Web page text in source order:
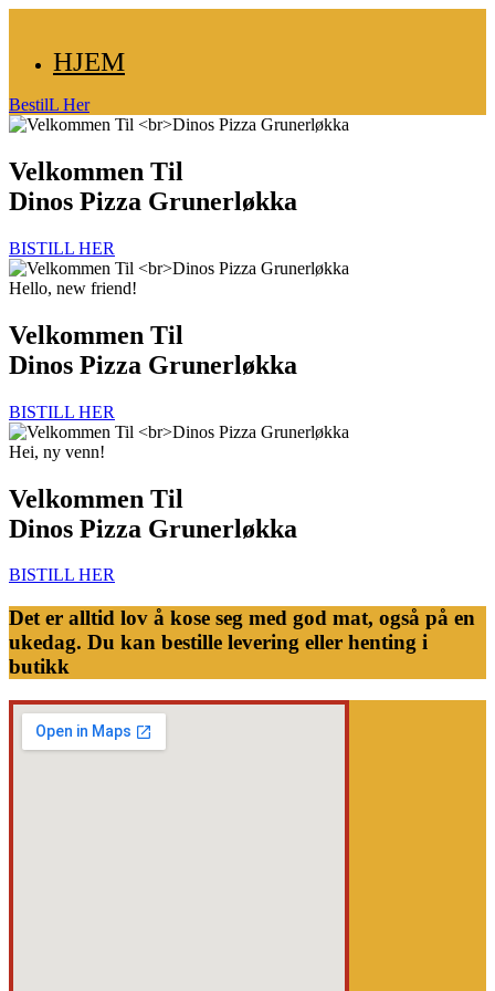
HJEM
BestilL Her
Velkommen Til
Dinos Pizza Grunerløkka
BISTILL HER
Hello, new friend!
Velkommen Til
Dinos Pizza Grunerløkka
BISTILL HER
Hei, ny venn!
Velkommen Til
Dinos Pizza Grunerløkka
BISTILL HER
Det er alltid lov å kose seg med god mat, også på en
ukedag. Du kan bestille levering eller henting i
butikk